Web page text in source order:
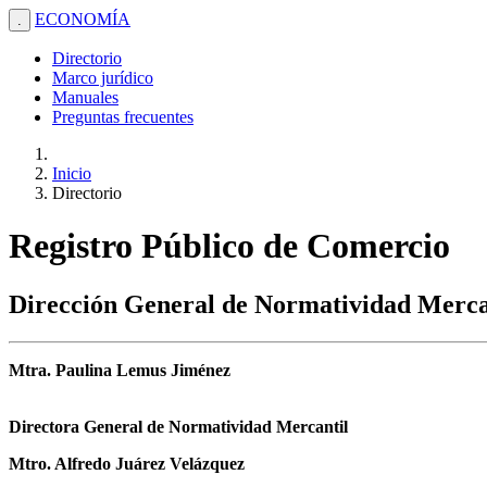
. ECONOMÍA
Directorio
Marco jurídico
Manuales
Preguntas frecuentes
Inicio
Directorio
Registro Público de Comercio
Dirección General de Normatividad
Mtra. Paulina Lemus Jiménez
Directora General de Normatividad Mercantil
Mtro. Alfredo Juárez Velázquez